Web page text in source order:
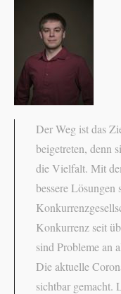
Der Weg ist das
beigetreten, denn
die Vielfalt. Mit
bessere Lösungen
Konkurrenz seit
sind Probleme an
Die aktuelle
sichtbar gemacht.